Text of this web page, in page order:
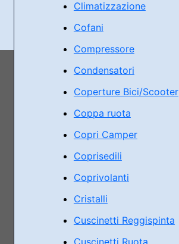
Climatizzazione
Cofani
Compressore
Condensatori
Coperture Bici/Scooter
Coppa ruota
Copri Camper
Coprisedili
Coprivolanti
Cristalli
Cuscinetti Reggispinta